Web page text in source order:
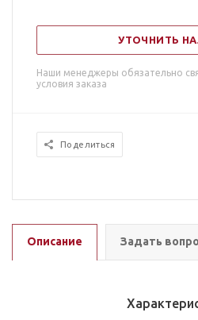
УТОЧНИТЬ
Наши менеджеры обязательно
условия заказа
Поделиться
Описание Задать